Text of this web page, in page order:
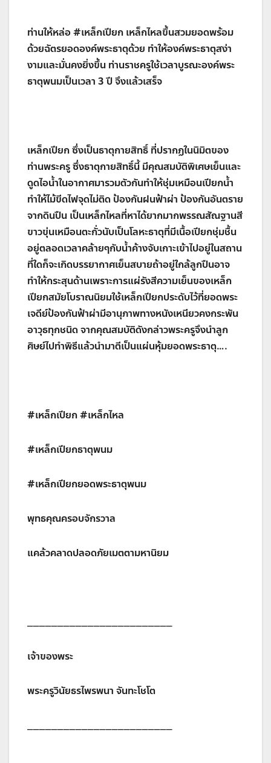
ท่านให้หล่อ #เหล็กเปียก เหล็กไหลขึ้นสวมยอดพร้อม
ด้วยฉัตรยอดองค์พระธาตุด้วย ทำให้องค์พระธาตุสง่า
งามและมั่นคงยิ่งขึ้น ท่านราชครูใช้เวลาบูรณะองค์พระ
ธาตุพนมเป็นเวลา 3 ปี จึงแล้วเสร็จ
เหล็กเปียก ซึ่งเป็นธาตุกายสิทธิ์ ที่ปรากฏในนิมิตของ
ท่านพระครู ซึ่งธาตุกายสิทธิ์นี้ มีคุณสมบัติพิเศษเย็นและ
ดูดไอน้ำในอากาศมารวมตัวกันทำให้ชุ่มเหมือนเปียกน้ำ
ทำให้ไม้ขีดไฟจุดไม่ติด ป้องกันฝนฟ้าผ่า ป้องกันอันตราย
จากดินปืน เป็นเหล็กไหลที่หาได้ยากมากพรรณสัณฐานสี
ขาวขุ่นเหมือนตะกั่วนับเป็นโลหะธาตุที่มีเนื้อเปียกชุ่มชื้น
อยู่ตลอดเวลาคล้ายๆกับนํ้าค้างจับเกาะเข้าไปอยู่ในสถาน
ที่ใดก็จะเกิดบรรยากาศเย็นสบายถ้าอยู่ใกล้ลูกปืนอาจ
ทำให้กระสุนด้านเพราะการแผ่รังสีความเย็นของเหล็ก
เปียกสมัยโบราณนิยมใช้เหล็กเปียกประดับไว้ที่ยอดพระ
เจดีย์ป้องกันฟ้าผ่ามีอานุภาพทางหนังเหนียวคงกระพัน
อาวุธทุกชนิด จากคุณสมบัติดังกล่าวพระครูจึงนำลูก
ศิษย์ไปทำพิธีแล้วนำมาตีเป็นแผ่นหุ้มยอดพระธาตุ….
#เหล็กเปียก #เหล็กไหล
#เหล็กเปียกธาตุพนม
#เหล็กเปียกยอดพระธาตุพนม
พุทธคุณครอบจักรวาล
แคล้วคลาดปลอดภัยเมตตามหานิยม
________________________
เจ้าของพระ
พระครูวินัยธรไพรพนา จันทะโชโต
________________________